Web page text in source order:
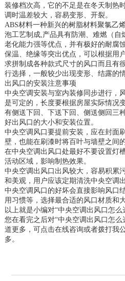
装修档次高，它的不足是在冬天制热
调时温差较大，容易变形、开裂。
ABS材料一种新兴的树脂材料聚氯乙
泡工艺制成,产品具有防潮、难燃（
老化能力强等优点，并有极好的耐腐
保温、绝缘等突出优点，可以根据用
求拼制成各种款式尺寸的风口而且有
行选择，一般较少出现变形、结露的
出风口的安装注意事项
中央空调安装与室内装修同步进行，
是可定的，长度要根据房屋实际情况
有侧送下回、下送下回、侧送侧回三
好出风口的大小和安装位置。
中央空调风口要提前安装，应在封面
壁，也能在刷漆时将百叶与墙壁之间
在中央空调出风口处最好不要设置灯
活动区域，影响制热效果。
中央空调出风口出风较大，容易积累
和美观，用户应该定期清洗中央空调
中央空调风口的好坏会直接影响风口
用习惯等，选择最合适的风口材质和
以上就是小编对“中央空调出风口怎
您在看完之后对“中央空调出风口怎
道更多，可点击在线咨询或者拨打我
多。